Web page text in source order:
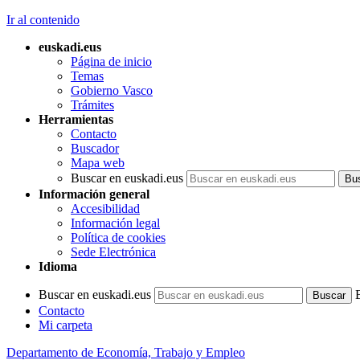
Ir al contenido
euskadi.eus
Página de inicio
Temas
Gobierno Vasco
Trámites
Herramientas
Contacto
Buscador
Mapa web
Buscar en euskadi.eus
Información general
Accesibilidad
Información legal
Política de cookies
Sede Electrónica
Idioma
Buscar en euskadi.eus
Contacto
Mi carpeta
Departamento de Economía, Trabajo y Empleo